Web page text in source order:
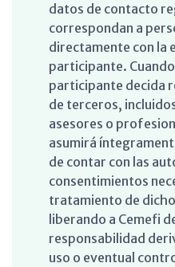
datos de contacto
correspondan a
directamente con la
participante.
participante decida
de terceros,
asesores o
asumirá
de contar con las
consentimientos
tratamiento de
liberando a Cemefi
responsabilidad
uso o eventual